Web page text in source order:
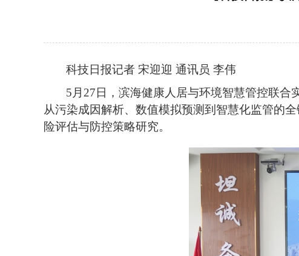
科技日报记者 宋迎迎 通讯员 李伟
5月27日，滨海健康人居与环境智慧管控联合
从污染成因解析、数值模拟预测到智慧化监管的
险评估与防控策略研究。